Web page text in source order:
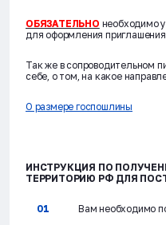
ОБЯЗАТЕЛЬНО необходимо
для оформления
Так же в сопроводительном
себе, о том, на какое
О размере госпошлины
ИНСТРУКЦИЯ ПО
ТЕРРИТОРИЮ РФ ДЛЯ
Вам необходимо